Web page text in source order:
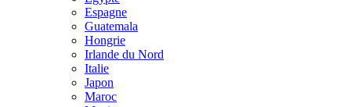
Espagne
Guatemala
Hongrie
Irlande du Nord
Italie
Japon
Maroc